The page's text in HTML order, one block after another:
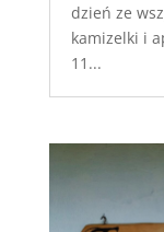
dzień ze
kamizelki i
11...